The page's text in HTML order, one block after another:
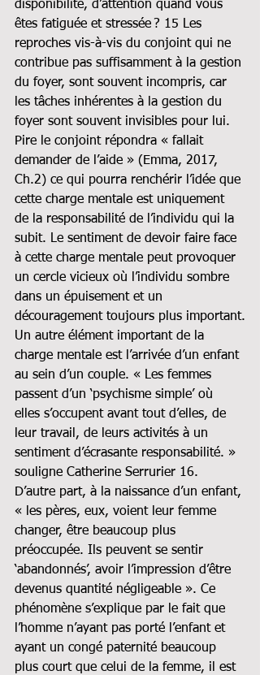
disponibilité, d’attention quand vous
êtes fatiguée et stressée ? 15 Les
reproches vis-à-vis du conjoint qui ne
contribue pas suffisamment à la gestion
du foyer, sont souvent incompris, car
les tâches inhérentes à la gestion du
foyer sont souvent invisibles pour lui.
Pire le conjoint répondra « fallait
demander de l’aide » (Emma, 2017,
Ch.2) ce qui pourra renchérir l’idée que
cette charge mentale est uniquement
de la responsabilité de l’individu qui la
subit. Le sentiment de devoir faire face
à cette charge mentale peut provoquer
un cercle vicieux où l’individu sombre
dans un épuisement et un
découragement toujours plus important.
Un autre élément important de la
charge mentale est l’arrivée d’un enfant
au sein d’un couple. « Les femmes
passent d’un ‘psychisme simple’ où
elles s’occupent avant tout d’elles, de
leur travail, de leurs activités à un
sentiment d’écrasante responsabilité. »
souligne Catherine Serrurier 16.
D’autre part, à la naissance d’un enfant,
« les pères, eux, voient leur femme
changer, être beaucoup plus
préoccupée. Ils peuvent se sentir
‘abandonnés’, avoir l’impression d’être
devenus quantité négligeable ». Ce
phénomène s’explique par le fait que
l’homme n’ayant pas porté l’enfant et
ayant un congé paternité beaucoup
plus court que celui de la femme, il est